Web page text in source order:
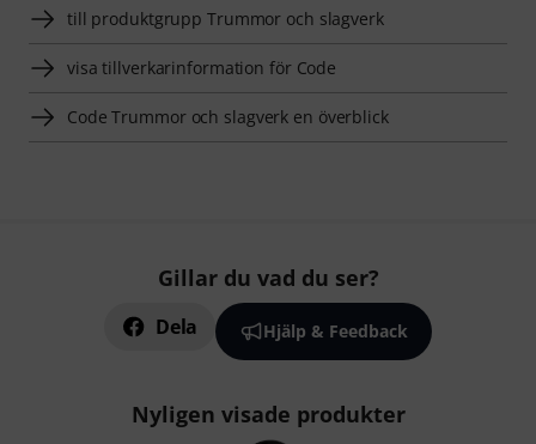
till produktgrupp Trummor och slagverk
visa tillverkarinformation för Code
Code Trummor och slagverk en överblick
Gillar du vad du ser?
Dela Hjälp & Feedback
Nyligen visade produkter